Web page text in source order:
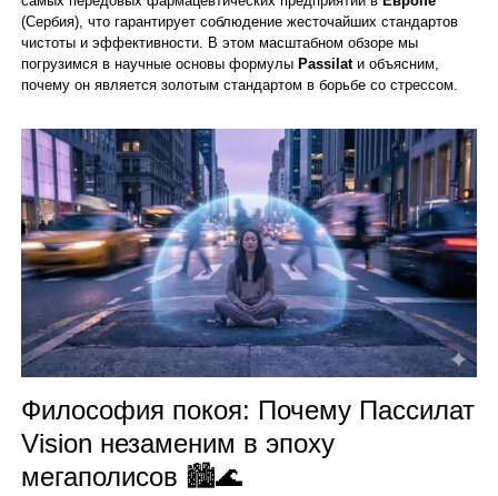
(Сербия), что гарантирует соблюдение жесточайших стандартов
чистоты и эффективности. В этом масштабном обзоре мы
погрузимся в научные основы формулы Passilatи объясним,
почему он является золотым стандартом в борьбе со стрессом.
Философия покоя: Почему Пассилат
Vision незаменим в эпоху
мегаполисов 🏙️🌊